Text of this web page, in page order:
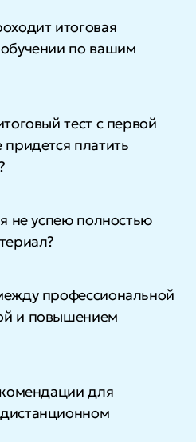
итоговая
по вашим
тест с первой
платить
не успею полностью
профессиональной
и повышением
для